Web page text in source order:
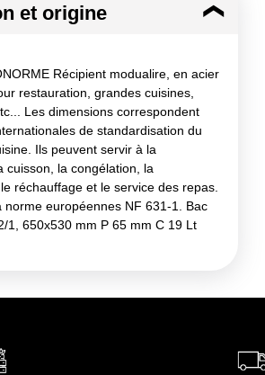
et origine
Récipient modualire, en acier
restauration, grandes cuisines,
Les dimensions correspondent
de standardisation du
Ils peuvent servir à la
cuisson, la congélation, la
réchauffage et le service des repas.
norme européennes NF 631-1. Bac
1, 650x530 mm P 65 mm C 19 Lt